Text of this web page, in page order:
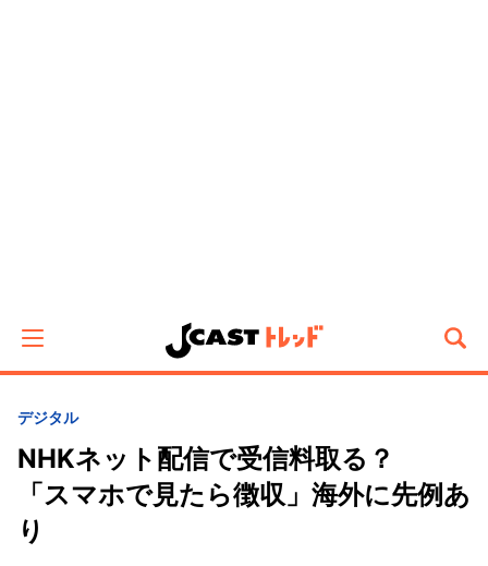
デジタル
NHKネット配信で受信料取る？
「スマホで見たら徴収」海外に先例あ
り